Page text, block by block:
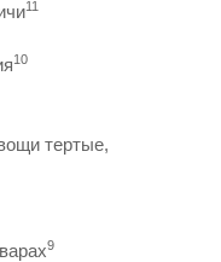
11
10
тертые,
9